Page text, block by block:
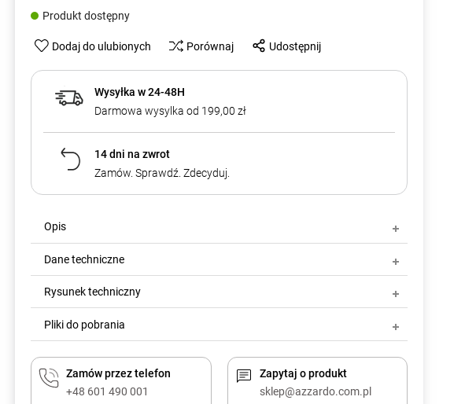
Produkt dostępny
Dodaj do ulubionych Porównaj Udostępnij
Wysyłka w 24-48H
Darmowa wysylka od 199,00 zł
14 dni na zwrot
Zamów. Sprawdź. Zdecyduj.
Opis
Dane techniczne
Rysunek techniczny
Pliki do pobrania
Zamów przez telefon
+48 601 490 001
Zapytaj o produkt
sklep@azzardo.com.pl